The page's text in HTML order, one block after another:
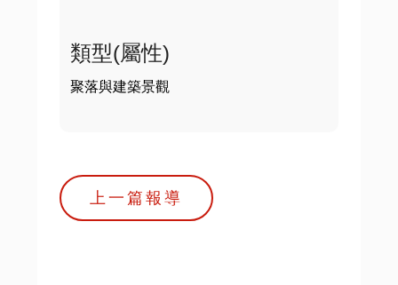
類型(屬性)
聚落與建築景觀
上一篇報導